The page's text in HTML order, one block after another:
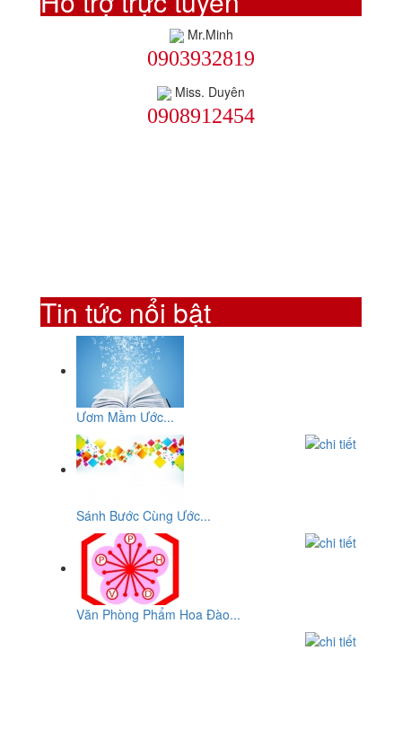
Mr.Minh
0903932819
Miss. Duyên
0908912454
Tin tức nổi bật
Ươm Mầm Ước...
Sánh Bước Cùng Ước...
Văn Phòng Phẩm Hoa Đào...